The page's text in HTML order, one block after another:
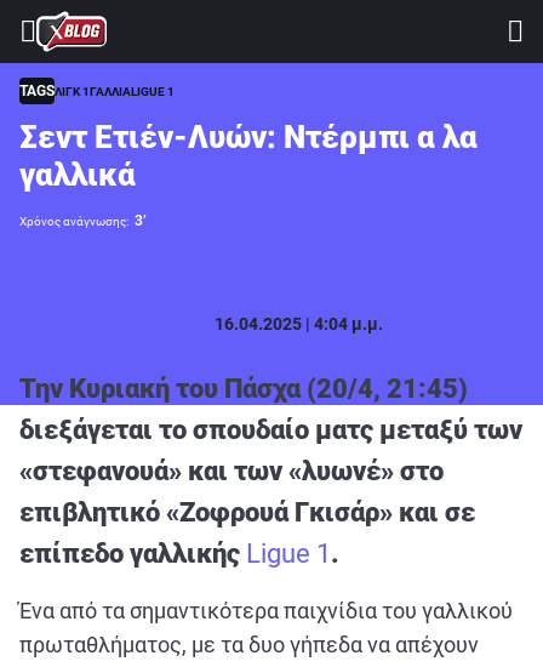
⚽ ΜΟΥΝΤΙΑΛ 2026
ΣΤΟΙΧΗΜΑ
CASINO
ΠΡΟΓΝΩΣΤΙΚΑ ΤIPSTERS
ΠΡΟΓΝΩΣΤΙΚΑ ΚΑΤΗΓΟΡΙΕΣ
RETRO
QUIZ
ΑΘΛΗΤΙΚΑ
ΑΘΛΗΤΙΚΕΣ ΜΕΤΑΔΟΣΕΙΣ
TAGSΛΙΓΚ 1ΓΑΛΛΙΑLIGUE 1
Σεντ Ετιέν-Λυών: Ντέρμπι α λα
γαλλικά
Χρόνος ανάγνωσης: 3’
16.04.2025 | 4:04 μ.μ.
Την Κυριακή του Πάσχα (20/4, 21:45)
διεξάγεται το σπουδαίο ματς μεταξύ των
«στεφανουά» και των «λυωνέ» στο
επιβλητικό «Ζοφρουά Γκισάρ» και σε
επίπεδο γαλλικής Ligue 1 .
Ένα από τα σημαντικότερα παιχνίδια του γαλλικού
πρωταθλήματος, με τα δυο γήπεδα να απέχουν